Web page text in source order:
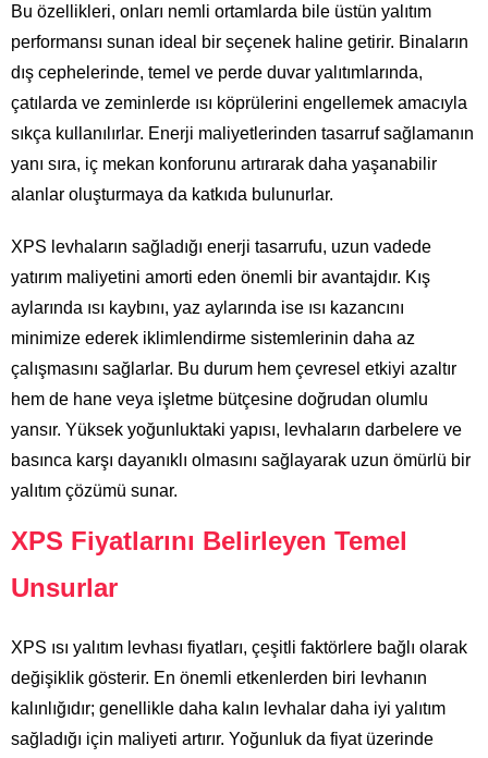
Bu özellikleri, onları nemli ortamlarda bile üstün yalıtım
performansı sunan ideal bir seçenek haline getirir. Binaların
dış cephelerinde, temel ve perde duvar yalıtımlarında,
çatılarda ve zeminlerde ısı köprülerini engellemek amacıyla
sıkça kullanılırlar. Enerji maliyetlerinden tasarruf sağlamanın
yanı sıra, iç mekan konforunu artırarak daha yaşanabilir
alanlar oluşturmaya da katkıda bulunurlar.
XPS levhaların sağladığı enerji tasarrufu, uzun vadede
yatırım maliyetini amorti eden önemli bir avantajdır. Kış
aylarında ısı kaybını, yaz aylarında ise ısı kazancını
minimize ederek iklimlendirme sistemlerinin daha az
çalışmasını sağlarlar. Bu durum hem çevresel etkiyi azaltır
hem de hane veya işletme bütçesine doğrudan olumlu
yansır. Yüksek yoğunluktaki yapısı, levhaların darbelere ve
basınca karşı dayanıklı olmasını sağlayarak uzun ömürlü bir
yalıtım çözümü sunar.
XPS Fiyatlarını Belirleyen Temel
Unsurlar
XPS ısı yalıtım levhası fiyatları, çeşitli faktörlere bağlı olarak
değişiklik gösterir. En önemli etkenlerden biri levhanın
kalınlığıdır; genellikle daha kalın levhalar daha iyi yalıtım
sağladığı için maliyeti artırır. Yoğunluk da fiyat üzerinde